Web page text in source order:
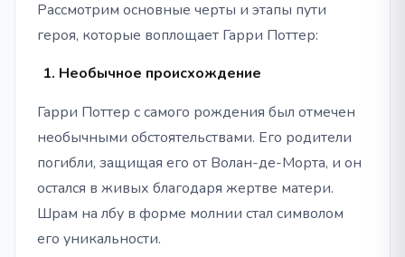
Рассмотрим основные черты и этапы пути
героя, которые воплощает Гарри Поттер:
Необычное происхождение
Гарри Поттер с самого рождения был отмечен
необычными обстоятельствами. Его родители
погибли, защищая его от Волан-де-Морта, и он
остался в живых благодаря жертве матери.
Шрам на лбу в форме молнии стал символом
его уникальности.